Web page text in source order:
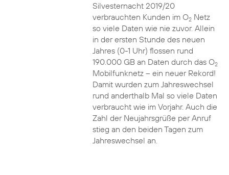
Silvesternacht 2019/20
verbrauchten Kunden im O2Netz
so viele Daten wie nie zuvor. Allein
in der ersten Stunde des neuen
Jahres (0-1 Uhr) flossen rund
190.000 GB an Daten durch das O2
Mobilfunknetz – ein neuer Rekord!
Damit wurden zum Jahreswechsel
rund anderthalb Mal so viele Daten
verbraucht wie im Vorjahr. Auch die
Zahl der Neujahrsgrüße per Anruf
stieg an den beiden Tagen zum
Jahreswechsel an.